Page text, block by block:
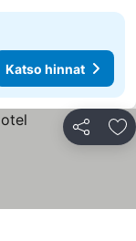
Katso hinnat
Jaa